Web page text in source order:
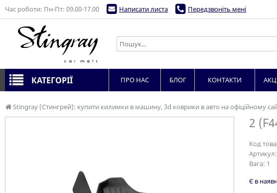
Stingray (Стингрей): купити килимки в машину, 3d коврики в авто на офіційному
2
Код
Артикул:
Вага: 1
Є в
Час роботи: Пн-Пт: 09.00-17.00 Написати листа Передзвоніть мені
КАТЕГОРІЇ ПРО НАС БЛОГ КОНТАКТИ